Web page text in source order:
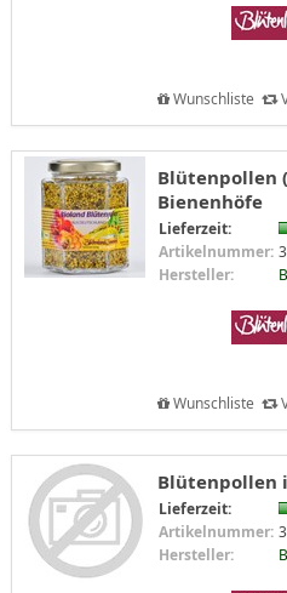
Wunschliste
Blütenpollen
Bienenhöfe
Lieferzeit:
Artikelnummer:
Hersteller:
Wunschliste
Blütenpollen
Lieferzeit:
Artikelnummer:
Hersteller: